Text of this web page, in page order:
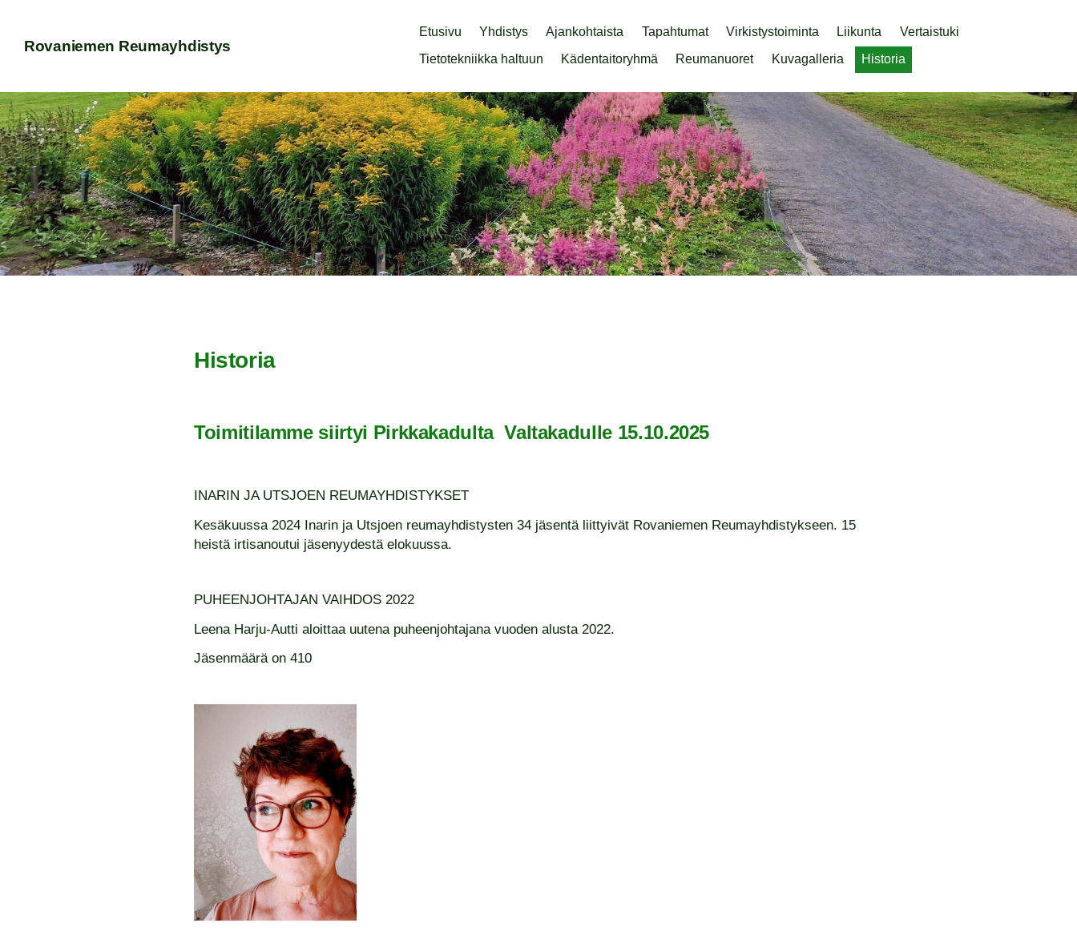
sisältöön
Rovaniemen Reumayhdistys
Etusivu Yhdistys Ajankohtaista Tapahtumat Virkistystoiminta Liikunta
Vertaistuki
Tietotekniikka haltuun
Kädentaitoryhmä Reumanuoret Kuvagalleria Historia
Historia
Toimitilamme siirtyi Pirkkakadulta Valtakadulle 15.10.2025
INARIN JA UTSJOEN REUMAYHDISTYKSET
Kesäkuussa 2024 Inarin ja Utsjoen reumayhdistysten 34 jäsentä liittyivät Rovaniemen Reumayhdistykseen. 15
heistä irtisanoutui jäsenyydestä elokuussa.
PUHEENJOHTAJAN VAIHDOS 2022
Leena Harju-Autti aloittaa uutena puheenjohtajana vuoden alusta 2022.
Jäsenmäärä on 410